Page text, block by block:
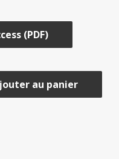
(PDF)
au panier